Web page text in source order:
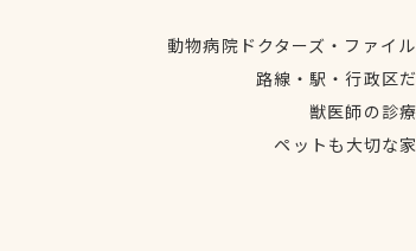
動物病院ドクターズ・ファイ
路線・駅・行政区
獣医師の診
ペットも大切な